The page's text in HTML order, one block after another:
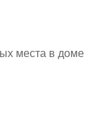
места в доме